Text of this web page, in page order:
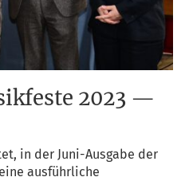
2023 —
in der Juni-Aus­ga­be der
eine aus­führ­li­che